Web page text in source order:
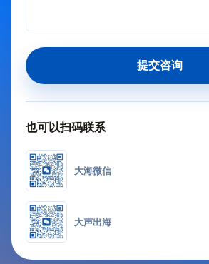
提交咨询
也可以扫码联系
大海微信
大声出海